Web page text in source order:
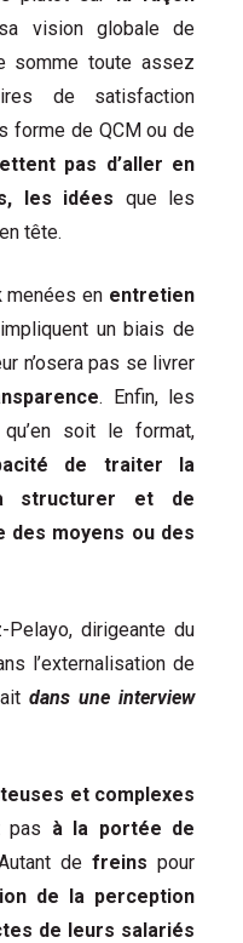
vision globale de
somme toute assez
de satisfaction
forme de QCM ou de
pas d’aller en
les idées que les
tête.
menées en entretien
un biais de
n’osera pas se livrer
. Enfin, les
soit le format,
de traiter la
structurer et de
des moyens ou des
Pelayo, dirigeante du
l’externalisation de
dans une interview
et complexes
pas à la portée de
de freins pour
de la perception
de leurs salariés